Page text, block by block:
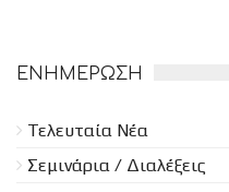
ΕΝΗΜΈΡΩΣΗ
Τελευταία Νέα
Σεμινάρια / Διαλέξεις